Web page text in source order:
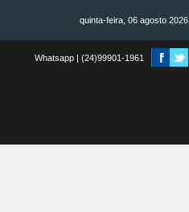
quinta-feira, 06 agosto 2026
Whatsapp | (24)99901-1961